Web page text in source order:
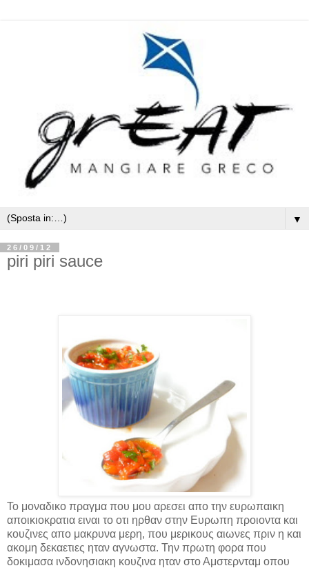
▼
26/09/12
piri piri sauce
Το μοναδικο πραγμα που μου αρεσει απο την ευρωπαικη
αποικιοκρατια ειναι το οτι ηρθαν στην Ευρωπη προιοντα και
κουζινες απο μακρυνα μερη, που μερικους αιωνες πριν η και
ακομη δεκαετιες ηταν αγνωστα. Την πρωτη φορα που
δοκιμασα ινδονησιακη κουζινα ηταν στο Αμστερνταμ οπου